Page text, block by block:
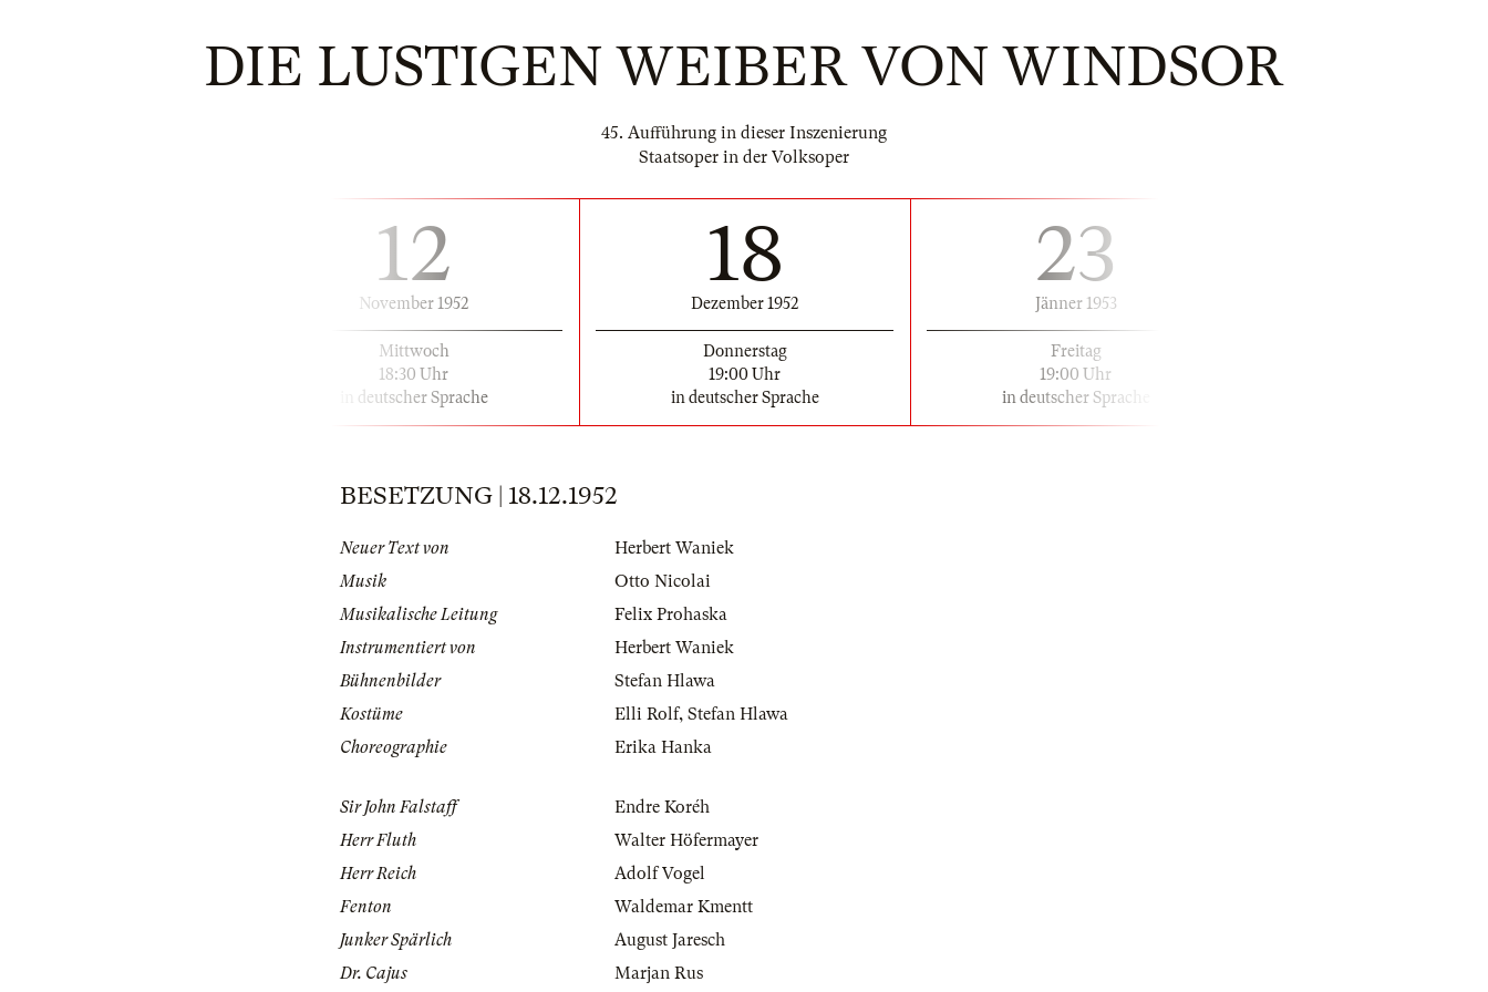
DIE LUSTIGEN WEIBER VON WINDSOR
45. Aufführung in dieser Inszenierung
Staatsoper in der Volksoper
12
November 1952
Mittwoch
18:30 Uhr
in deutscher Sprache
18
Dezember 1952
Donnerstag
19:00 Uhr
in deutscher Sprache
23
Jänner 1953
Freitag
19:00 Uhr
in deutscher Sprache
BESETZUNG | 18.12.1952
Neuer Text von
Herbert Waniek
Musik
Otto Nicolai
Musikalische Leitung
Felix Prohaska
Instrumentiert von
Herbert Waniek
Bühnenbilder
Stefan Hlawa
Kostüme
Elli Rolf, Stefan Hlawa
Choreographie
Erika Hanka
Sir John Falstaff
Endre Koréh
Herr Fluth
Walter Höfermayer
Herr Reich
Adolf Vogel
Fenton
Waldemar Kmentt
Junker Spärlich
August Jaresch
Dr. Cajus
Marjan Rus